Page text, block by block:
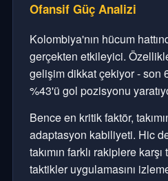
Ofansif Güç Analizi
Kolombiya'nın hücum
gerçekten etkileyici.
gelişim dikkat çekiyor - son
%43'ü gol pozisyonu
Bence en kritik faktör,
adaptasyon kabiliyeti. Hic
takımın farklı rakiplere
taktikler uygulamasını